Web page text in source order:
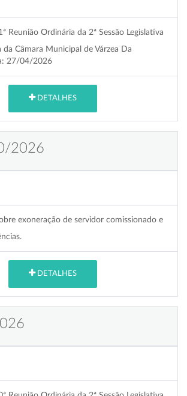
Reunião Ordinária da 2ª Sessão Legislativa
da Câmara Municipal de Várzea Da
27/04/2026
DETALHES
2026
exoneração de servidor comissionado e
DETALHES